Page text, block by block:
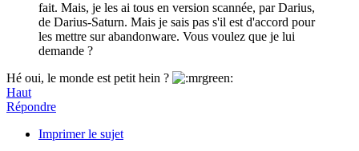
fait. Mais, je les ai tous en version scannée, par Darius,
de Darius-Saturn. Mais je sais pas s'il est d'accord pour
les mettre sur abandonware. Vous voulez que je lui
demande ?
Hé oui, le monde est petit hein ?
Haut
Répondre
Imprimer le sujet